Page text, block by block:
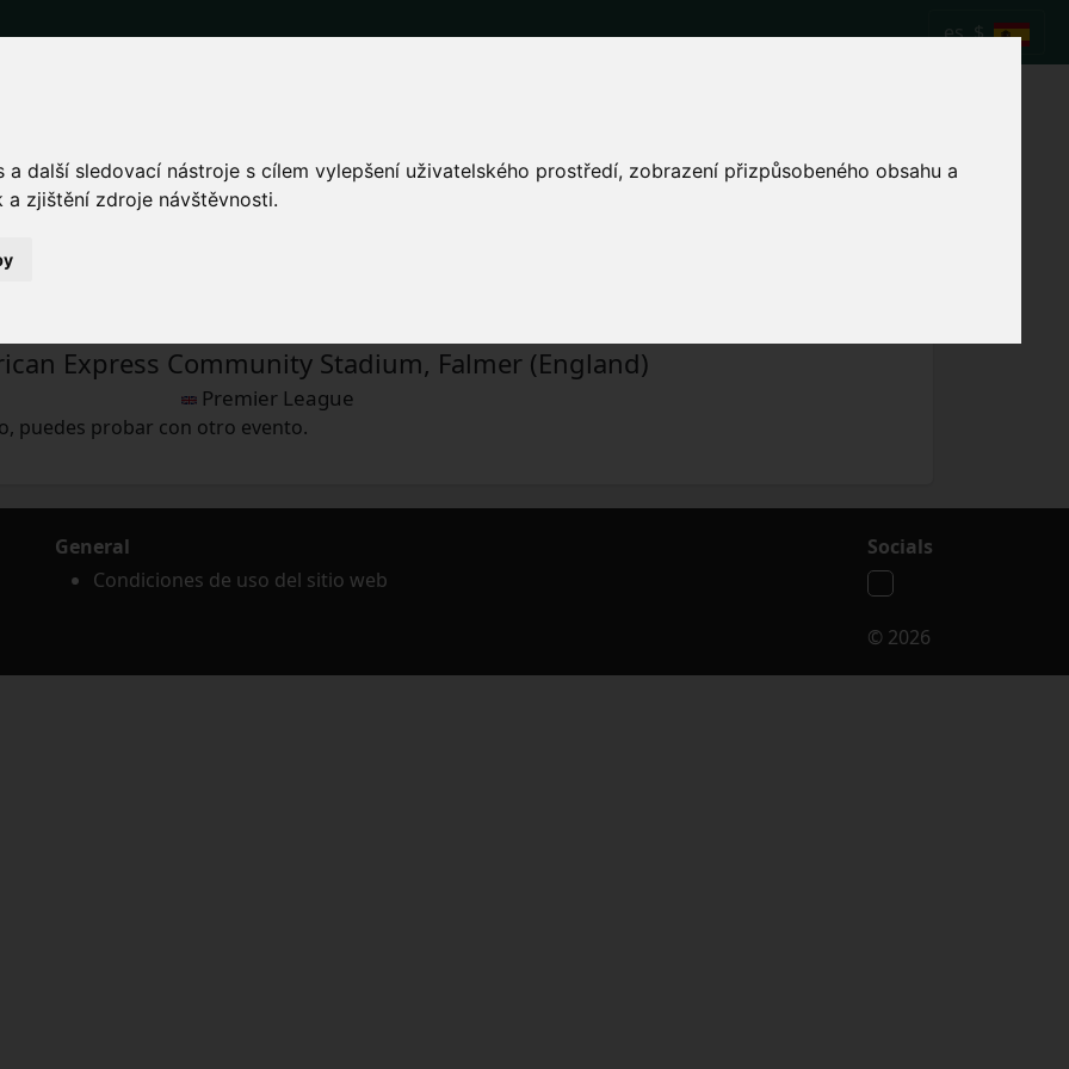
další sledovací nástroje s cílem vylepšení uživatelského prostředí, zobrazení přizpůsobeného obsahu a
zjištění zdroje návštěvnosti.
es $
de avión y entradas para el partido de
Express Community Stadium, Falmer (England)
Premier League
puedes probar con otro evento.
General
Condiciones de uso del sitio web
Socials
© 2026